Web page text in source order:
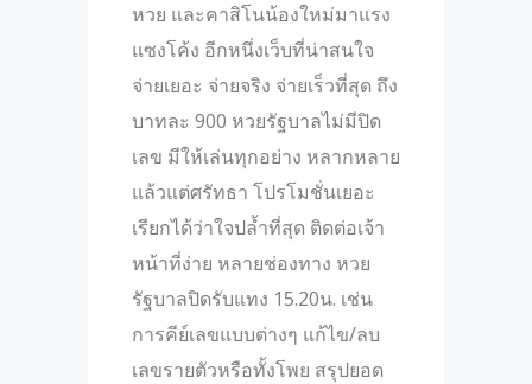
หวย และคาสิโนน้องใหม่มาแรง
แซงโค้ง อีกหนึ่งเว็บที่น่าสนใจ
จ่ายเยอะ จ่ายจริง จ่ายเร็วที่สุด ถึง
บาทละ 900 หวยรัฐบาลไม่มีปิด
เลข มีให้เล่นทุกอย่าง หลากหลาย
แล้วแต่ศรัทธา โปรโมชั่นเยอะ
เรียกได้ว่าใจปล้ำที่สุด ติดต่อเจ้า
หน้าที่ง่าย หลายช่องทาง หวย
รัฐบาลปิดรับแทง 15.20น. เช่น
การคีย์เลขแบบต่างๆ แก้ไข/ลบ
เลขรายตัวหรือทั้งโพย สรุปยอด